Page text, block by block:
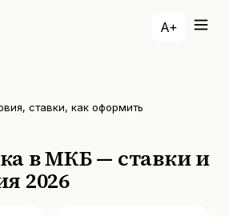
A+
ставки, как оформить
в МКБ — ставки и
2026